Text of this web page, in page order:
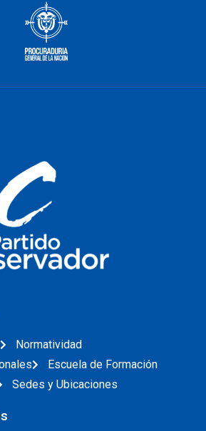
Normatividad
Escuela de Formación
Sedes y Ubicaciones